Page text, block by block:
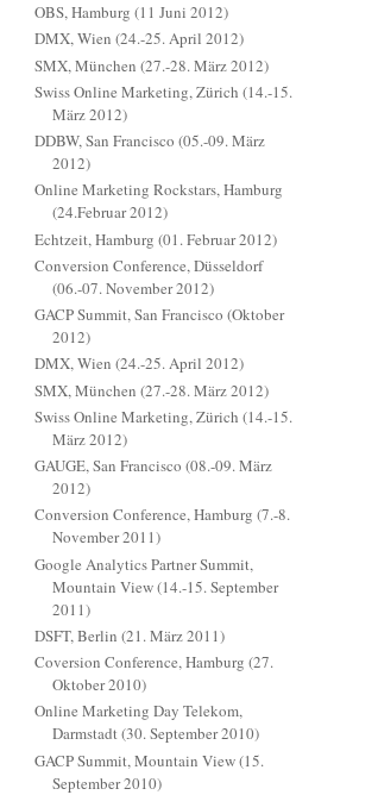
OBS, Hamburg (11 Juni 2012)
DMX, Wien (24.-25. April 2012)
SMX, München (27.-28. März 2012)
Swiss Online Marketing, Zürich (14.-15.
März 2012)
DDBW, San Francisco (05.-09. März
2012)
Online Marketing Rockstars, Hamburg
(24.Februar 2012)
Echtzeit, Hamburg (01. Februar 2012)
Conversion Conference, Düsseldorf
(06.-07. November 2012)
GACP Summit, San Francisco (Oktober
2012)
DMX, Wien (24.-25. April 2012)
SMX, München (27.-28. März 2012)
Swiss Online Marketing, Zürich (14.-15.
März 2012)
GAUGE, San Francisco (08.-09. März
2012)
Conversion Conference, Hamburg (7.-8.
November 2011)
Google Analytics Partner Summit,
Mountain View (14.-15. September
2011)
DSFT, Berlin (21. März 2011)
Coversion Conference, Hamburg (27.
Oktober 2010)
Online Marketing Day Telekom,
Darmstadt (30. September 2010)
GACP Summit, Mountain View (15.
September 2010)